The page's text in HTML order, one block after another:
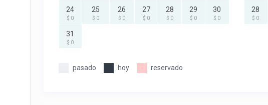
24
$ 0
25
$ 0
26
$ 0
27
$ 0
28
$ 0
29
$ 0
30
$ 0
31
$ 0
28
$ 0
pasado hoy reservado